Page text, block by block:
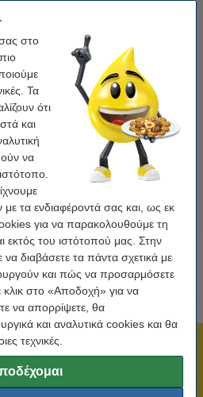
στο
Τα
ότι
και
να
με τα ενδιαφέροντά σας και, ως εκ
για να παρακολουθούμε τη
εκτός του ιστότοπού μας. Στην
να διαβάσετε τα πάντα σχετικά με
και πώς να προσαρμόσετε
κλικ στο «Αποδοχή» για να
να απορρίψετε, θα
και αναλυτικά cookies και θα
τεχνικές.
Συμβατή Μελανοταινία Epson
ERC38B Black (123ink)
Συμπ. 24% ΦΠΑ